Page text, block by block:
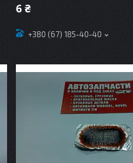
6 ₴
+380 (67) 185-40-40